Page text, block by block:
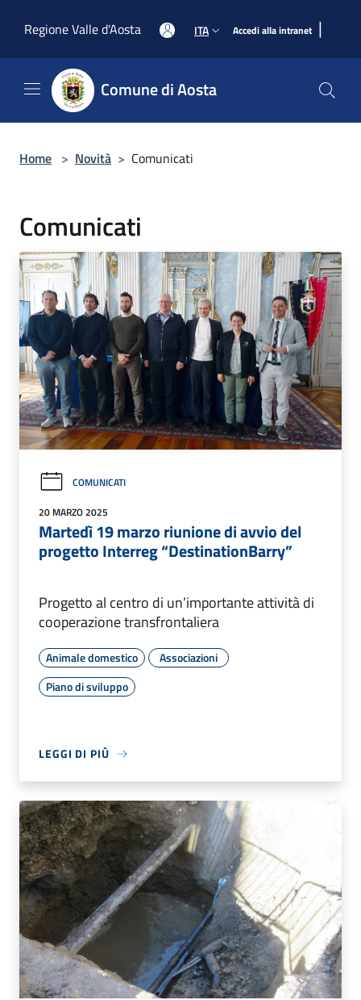
Regione Valle d'Aosta
ITA Accedi alla intranet |
Comune di Aosta
Home > Novità > Comunicati
Comunicati
COMUNICATI
20 MARZO 2025
Martedì 19 marzo riunione di avvio del
progetto Interreg “DestinationBarry”
Progetto al centro di un’importante attività di
cooperazione transfrontaliera
Animale domestico
Associazioni
Piano di sviluppo
LEGGI DI PIÙ